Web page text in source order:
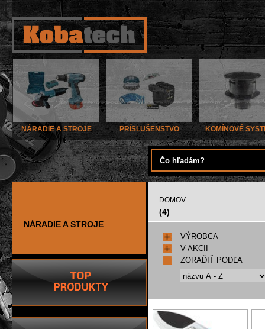
NÁRADIE A STROJE PRÍSLUŠENSTVO KOMÍNOVÉ
NÁRADIE A STROJE
DOMOV
(4)
VÝROBCA
V AKCII
ZORAĎIŤ PODĽA